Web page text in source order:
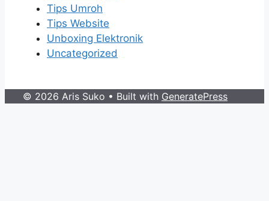
Tips Umroh
Tips Website
Unboxing Elektronik
Uncategorized
© 2026 Aris Suko • Built with GeneratePress